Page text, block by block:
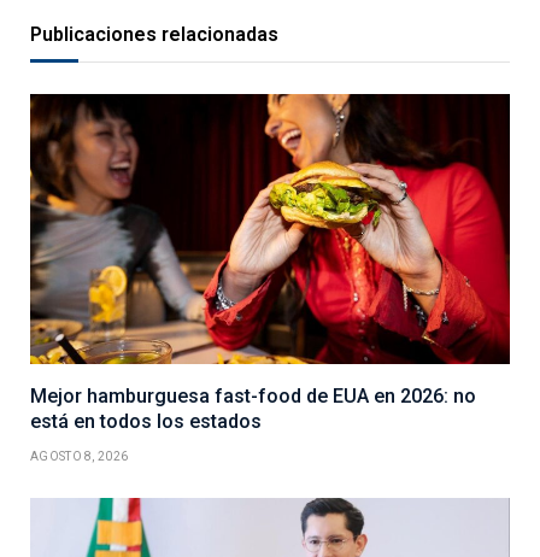
Publicaciones relacionadas
Mejor hamburguesa fast-food de EUA en 2026: no
está en todos los estados
AGOSTO 8, 2026